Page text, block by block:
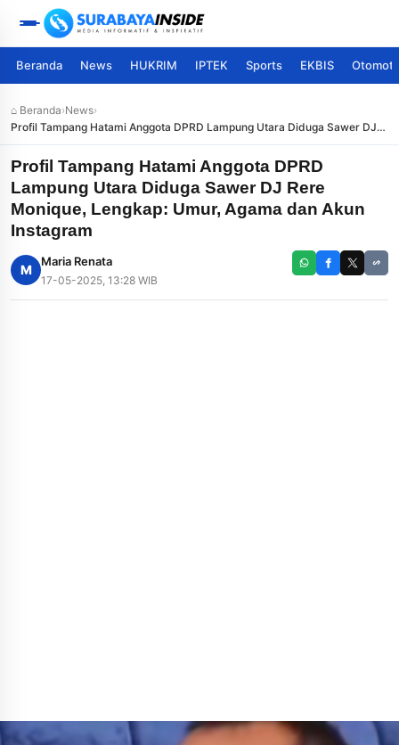
Beranda News HUKRIM IPTEK Sports EKBIS
⌂ Beranda›News›
Profil Tampang Hatami Anggota DPRD Lampung Utara Diduga Sawer DJ
Rere Monique, Lengkap: Umur, Agama dan Akun Instagram
Profil Tampang Hatami Anggota DPRD
Lampung Utara Diduga Sawer DJ Rere
Monique, Lengkap: Umur, Agama dan Akun
Instagram
M
Maria Renata
17-05-2025, 13:28 WIB